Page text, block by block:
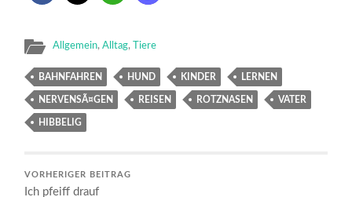
Allgemein,Alltag, Tiere
BAHNFAHREN HUND KINDER LERNEN
NERVENSÃ¤GEN REISEN ROTZNASEN VATER
HIBBELIG
VORHERIGER BEITRAG
Ich pfeiff drauf